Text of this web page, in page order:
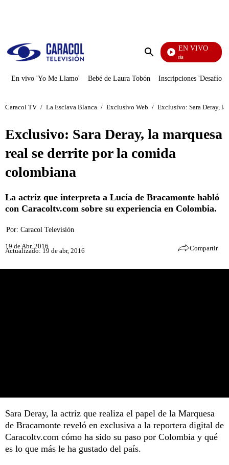
Enviar
EN VIVO
También Caerás
En vivo 'Yo Me Llamo' Bebé de Laura Tobón Inscripciones 'Desafío'
Caracol TV / La Esclava Blanca / Exclusivo Web / Exclusivo: Sara Deray, la
Exclusivo: Sara Deray, la marquesa
real se derrite por la comida
colombiana
La actriz que interpreta a Lucía de Bracamonte habló
con Caracoltv.com sobre su experiencia en Colombia.
Por: Caracol Televisión
19 de Abr, 2016
Actualizado: 19 de abr, 2016 Compartir
Sara Deray, la actriz que realiza el papel de la Marquesa
de Bracamonte reveló en exclusiva a la reportera digital de
Caracoltv.com cómo ha sido su paso por Colombia y qué
es lo que más le ha gustado del país.